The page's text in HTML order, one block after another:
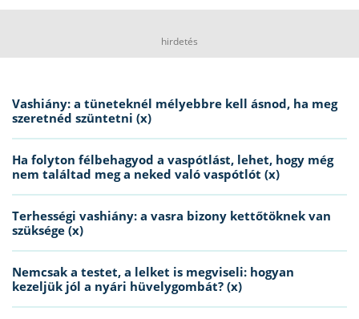
hirdetés
Vashiány: a tüneteknél mélyebbre kell ásnod, ha meg
szeretnéd szüntetni (x)
Ha folyton félbehagyod a vaspótlást, lehet, hogy még
nem találtad meg a neked való vaspótlót (x)
Terhességi vashiány: a vasra bizony kettőtöknek van
szüksége (x)
Nemcsak a testet, a lelket is megviseli: hogyan
kezeljük jól a nyári hüvelygombát? (x)